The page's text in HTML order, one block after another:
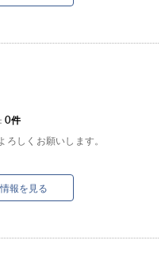
0件
しくお願いします。
報を見る